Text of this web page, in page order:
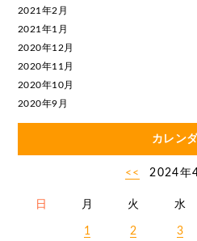
2021年2月
2021年1月
2020年12月
2020年11月
2020年10月
2020年9月
カレン
<< 2024年
日 月 火 水
1 2 3